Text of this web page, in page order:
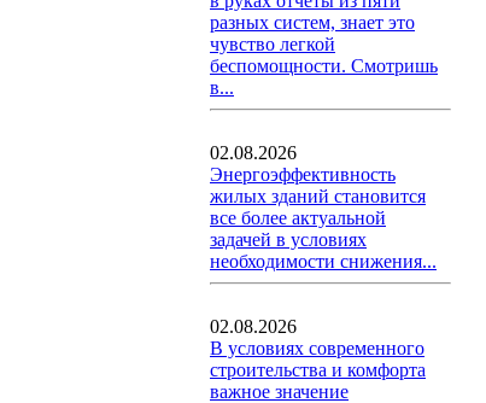
разных систем, знает это
чувство легкой
беспомощности. Смотришь
в...
02.08.2026
Энергоэффективность
жилых зданий становится
все более актуальной
задачей в условиях
необходимости снижения...
02.08.2026
В условиях современного
строительства и комфорта
важное значение